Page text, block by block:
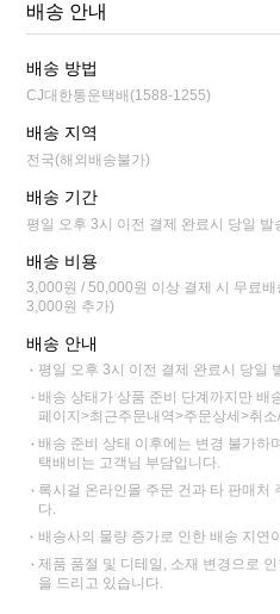
배송 안내
배송 방법
CJ대한통운택배(1588-1255)
배송 지역
전국(해외배송불가)
배송 기간
평일 오후 3시 이전 결제 완료시 당일 발
배송 비용
3,000원 / 50,000원 이상 결제 시 무료배
3,000원 추가)
배송 안내
평일 오후 3시 이전 결제 완료시 당일
배송 상태가 상품 준비 단계까지만 배
페이지>최근주문내역>주문상세>취
배송 준비 상태 이후에는 변경 불가하
택배비는 고객님 부담입니다.
록시걸 온라인몰 주문 건과 타 판매처
다.
배송사의 물량 증가로 인한 배송 지연
제품 품절 및 디테일, 소재 변경으로
을 드리고 있습니다.